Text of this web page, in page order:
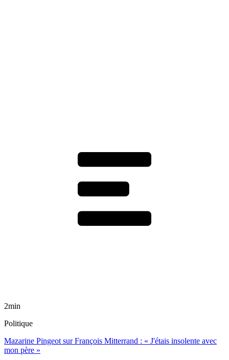
2min
Politique
Mazarine Pingeot sur François Mitterrand : « J'étais insolente avec
mon père »